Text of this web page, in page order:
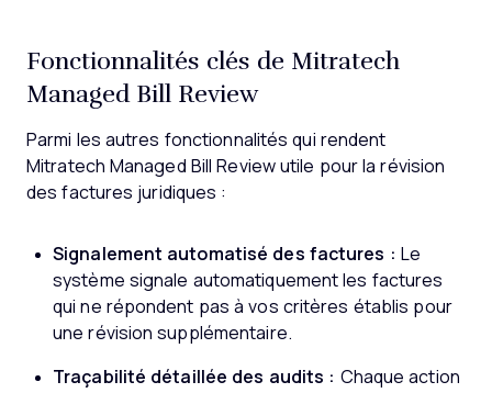
Fonctionnalités clés de Mitratech
Managed Bill Review
Parmi les autres fonctionnalités qui rendent
Mitratech Managed Bill Review utile pour la révision
des factures juridiques :
Signalement automatisé des factures : Le
système signale automatiquement les factures
qui ne répondent pas à vos critères établis pour
une révision supplémentaire.
Traçabilité détaillée des audits : Chaque action